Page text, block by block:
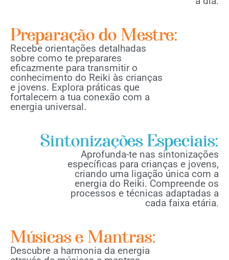
Preparação do Mestre:
Recebe orientações detalhadas
sobre como te preparares
eficazmente para transmitir o
conhecimento do Reiki às crianças
e jovens. Explora práticas que
fortalecem a tua conexão com a
energia universal.
Sintonizações Especiais:
Aprofunda-te nas sintonizações
específicas para crianças e jovens,
criando uma ligação única com a
energia do Reiki. Compreende os
processos e técnicas adaptadas a
cada faixa etária.
Músicas e Mantras:
Descubre a harmonia da energia